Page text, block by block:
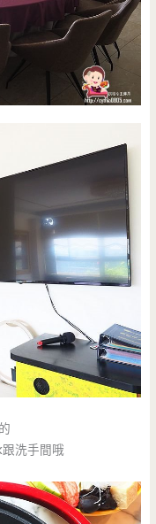
洗手間哦